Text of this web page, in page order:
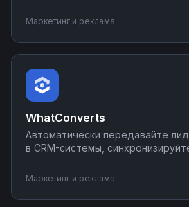
email-кампаниями и
Настройте триггеры на Nodul
клиентов в реальном времени
программирования.
Маркетинг и реклама
WhatConverts
Автоматически передавайте
в CRM-системы,
отчеты в Google Sheets и
мессенджерах. Настраивайте
программирования на Nodul.
Маркетинг и реклама